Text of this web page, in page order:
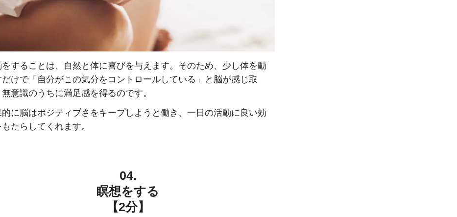
をすることは、自然と体に喜びを与えます。そのため、少し体を動
けで「自分がこの気分をコントロールしている」と脳が感じ取
無意識のうちに満足感を得るのです。
的に脳はポジティブさをキープしようと働き、一日の活動に良い効
たらしてくれます。
04.
瞑想をする
【2分】